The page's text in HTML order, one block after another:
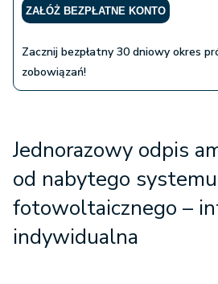
ZAŁÓŻ BEZPŁATNE KONTO
Zacznij bezpłatny 30 dniowy okres
zobowiązań!
Jednorazowy odpis
od nabytego systemu
fotowoltaicznego –
indywidualna